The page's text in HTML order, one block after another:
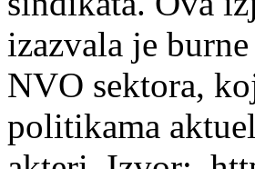
izazvala je
NVO sektora,
politikama